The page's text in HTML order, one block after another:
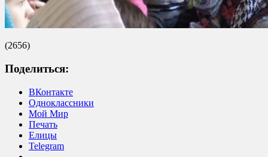
(2656)
Поделиться:
ВКонтакте
Одноклассники
Мой Мир
Печать
Елицы
Telegram